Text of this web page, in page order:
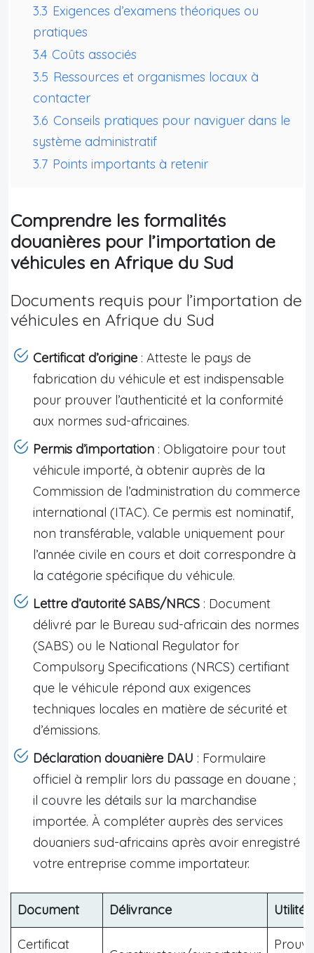
3.3 Exigences d’examens théoriques ou
pratiques
3.4 Coûts associés
3.5 Ressources et organismes locaux à
contacter
3.6 Conseils pratiques pour naviguer dans le
système administratif
3.7 Points importants à retenir
Comprendre les formalités
douanières pour l’importation de
véhicules en Afrique du Sud
Documents requis pour l’importation de
véhicules en Afrique du Sud
Certificat d’origine : Atteste le pays de
fabrication du véhicule et est indispensable
pour prouver l’authenticité et la conformité
aux normes sud-africaines.
Permis d’importation : Obligatoire pour tout
véhicule importé, à obtenir auprès de la
Commission de l’administration du commerce
international (ITAC). Ce permis est nominatif,
non transférable, valable uniquement pour
l’année civile en cours et doit correspondre à
la catégorie spécifique du véhicule.
Lettre d’autorité SABS/NRCS : Document
délivré par le Bureau sud-africain des normes
(SABS) ou le National Regulator for
Compulsory Specifications (NRCS) certifiant
que le véhicule répond aux exigences
techniques locales en matière de sécurité et
d’émissions.
Déclaration douanière DAU : Formulaire
officiel à remplir lors du passage en douane ;
il couvre les détails sur la marchandise
importée. À compléter auprès des services
douaniers sud-africains après avoir enregistré
votre entreprise comme importateur.
Document Délivrance Utilité
Certificat